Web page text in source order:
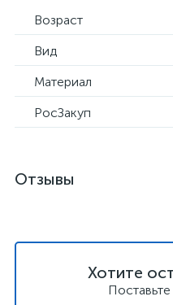
Возраст
Вид
Материал
РосЗакуп
Отзывы
Хотите